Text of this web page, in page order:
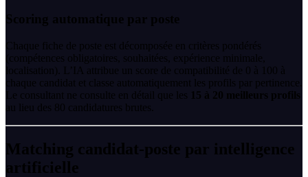
Scoring automatique par poste
Chaque fiche de poste est décomposée en critères pondérés
(compétences obligatoires, souhaitées, expérience minimale,
localisation). L’IA attribue un score de compatibilité de 0 à 100 à
chaque candidat et classe automatiquement les profils par pertinence.
Le consultant ne consulte en détail que les 15 à 20 meilleurs profils
au lieu des 80 candidatures brutes.
Matching candidat-poste par intelligence
artificielle